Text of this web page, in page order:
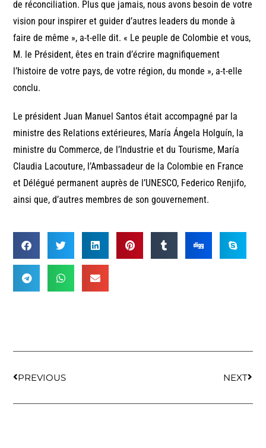
de réconciliation. Plus que jamais, nous avons besoin de votre
vision pour inspirer et guider d’autres leaders du monde à
faire de même », a-t-elle dit. « Le peuple de Colombie et vous,
M. le Président, êtes en train d’écrire magnifiquement
l’histoire de votre pays, de votre région, du monde », a-t-elle
conclu.
Le président Juan Manuel Santos était accompagné par la
ministre des Relations extérieures, María Ángela Holguín, la
ministre du Commerce, de l’Industrie et du Tourisme, María
Claudia Lacouture, l’Ambassadeur de la Colombie en France
et Délégué permanent auprès de l’UNESCO, Federico Renjifo,
ainsi que, d’autres membres de son gouvernement.
PREVIOUS NEXT